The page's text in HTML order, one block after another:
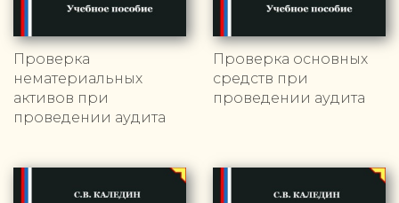
Проверка
нематериальных
активов при
проведении аудита
Проверка основных
средств при
проведении аудита